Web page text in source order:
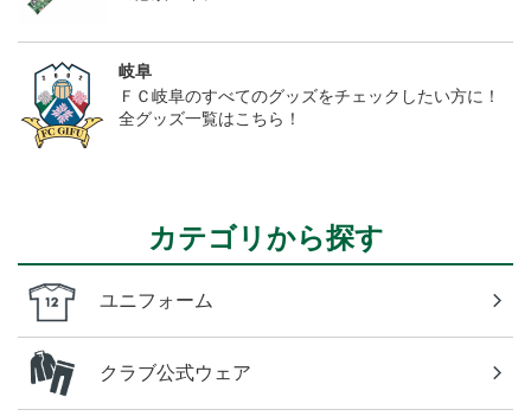
岐阜
ＦＣ岐阜のすべてのグッズをチェックしたい方に！
全グッズ一覧はこちら！
カテゴリから探す
ユニフォーム
クラブ公式ウェア